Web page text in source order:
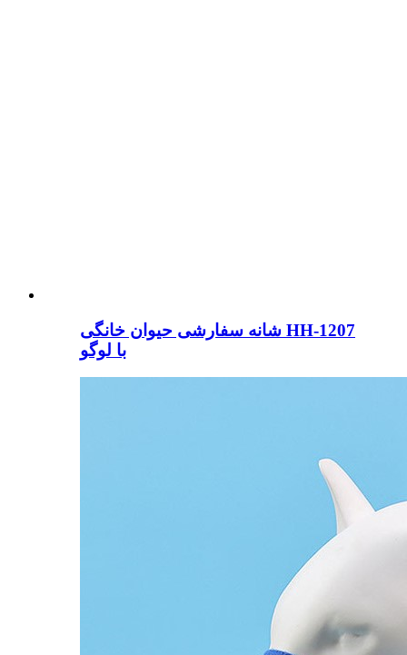
شانه سفارشی حیوان خانگی HH-1207
با لوگو